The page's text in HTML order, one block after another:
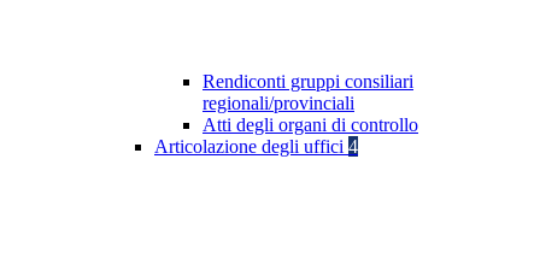
Rendiconti gruppi consiliari
regionali/provinciali
Atti degli organi di controllo
Articolazione degli uffici 4